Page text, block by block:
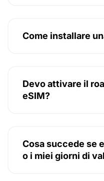
Come installare
Devo attivare il
eSIM?
Cosa succede se
o i miei giorni di